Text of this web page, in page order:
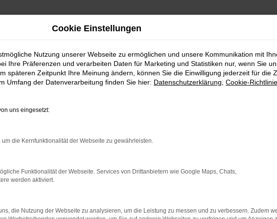
Cookie Einstellungen
Nutzung unserer Webseite zu ermöglichen und unsere Kommunikation mit
Ihre Präferenzen und verarbeiten Daten für Marketing und Statistiken nur, wenn Sie
späteren Zeitpunkt Ihre Meinung ändern, können Sie die Einwilligung jederzeit für die
Umfang der Datenverarbeitung finden Sie hier: Datenschutzerklärung Cookie-Richtlinie
uns eingesetzt:
die Kernfunktionalität der Webseite zu gewährleisten.
Funktionalität der Webseite. Services von Drittanbietern wie Google Maps, Chats,
werden aktiviert.
die Nutzung der Webseite zu analysieren, um die Leistung zu messen und zu verbessern. Zudem